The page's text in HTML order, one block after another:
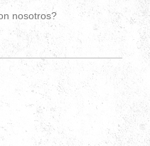
nosotros?